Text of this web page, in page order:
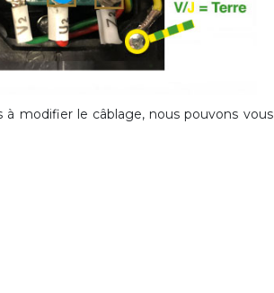
modifier le câblage, nous pouvons vous